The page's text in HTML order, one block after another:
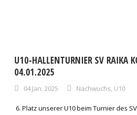
U10-HALLENTURNIER SV RAIKA
04.01.2025
04 Jan. 2025 Nachwuchs U10
6. Platz unserer U10 beim Turnier des